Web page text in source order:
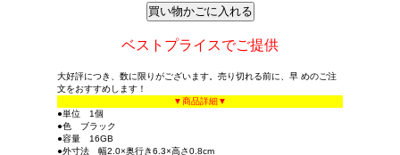
ベストプライスでご提供
大好評につき、数に限りがございます。売り切れる前に、早 めのご注
文をおすすめします！
▼商品詳細▼
●単位 1個
●色 ブラック
●容量 16GB
●外寸法 幅2.0×奥行き6.3×高さ0.8cm